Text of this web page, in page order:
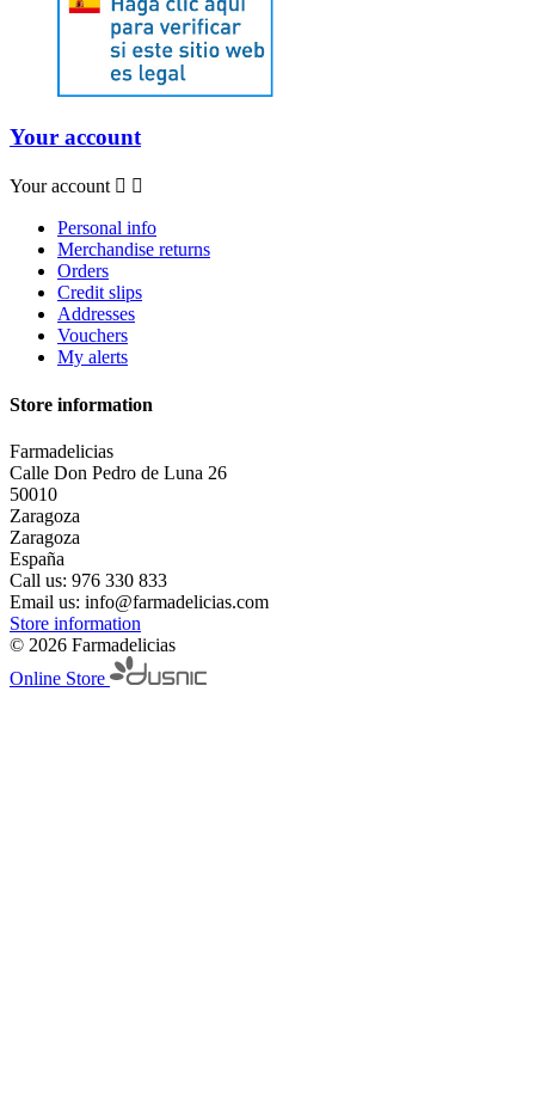
Your account
Your account  
Personal info
Merchandise returns
Orders
Credit slips
Addresses
Vouchers
My alerts
Store information
Farmadelicias
Calle Don Pedro de Luna 26
50010
Zaragoza
Zaragoza
España
Call us: 976 330 833
Email us: info@farmadelicias.com
Store information
© 2026 Farmadelicias
Online Store